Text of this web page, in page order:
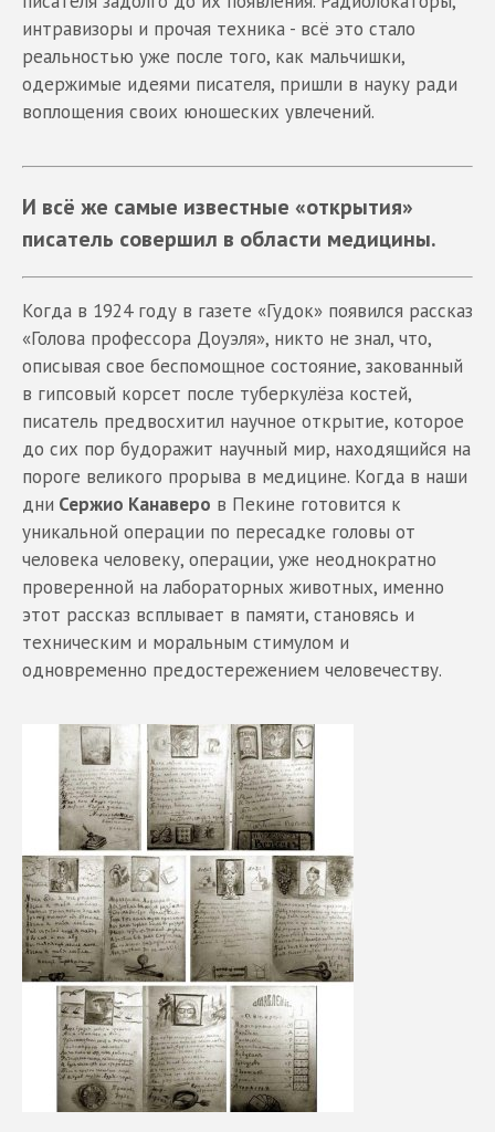
интравизоры и прочая техника - всё это стало
реальностью уже после того, как мальчишки,
одержимые идеями писателя, пришли в науку ради
воплощения своих юношеских увлечений.
И всё же самые известные «открытия»
писатель совершил в области медицины.
Когда в 1924 году в газете «Гудок» появился рассказ
«Голова профессора Доуэля», никто не знал, что,
описывая свое беспомощное состояние, закованный
в гипсовый корсет после туберкулёза костей,
писатель предвосхитил научное открытие, которое
до сих пор будоражит научный мир, находящийся на
пороге великого прорыва в медицине. Когда в наши
дни Сержио Канаверо в Пекине готовится к
уникальной операции по пересадке головы от
человека человеку, операции, уже неоднократно
проверенной на лабораторных животных, именно
этот рассказ всплывает в памяти, становясь и
техническим и моральным стимулом и
одновременно предостережением человечеству.